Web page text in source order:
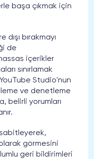
başa çıkmak için
bırakmayı
de
içerikler
sınırlamak
Studio'nun
ve denetleme
belirli yorumları
görmesini
geri bildirimleri